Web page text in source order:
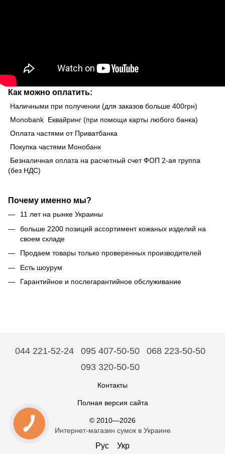
Как можно оплатить:
Наличными при получении (для заказов больше 400грн)
Monobank Еквайринг (при помощи карты любого банка)
Оплата частями от Приватбанка
Покупка частями Монобанк
Безналичная оплата на расчетный счет ФОП 2-ая группа
(без НДС)
Почему именно мы?
11 лет на рынке Украины
больше 2200 позиций ассортимент кожаных изделий на
своем складе
Продаем товары только проверенных производителей
Есть шоурум
Гарантийное и послегарантийное обслуживание
044 221-52-24 095 407-50-50
068 223-50-50
093 320-50-50
Контакты
Полная версия сайта
© 2010—2026
Интернет-магазин сумок в Украине
Рус Укр